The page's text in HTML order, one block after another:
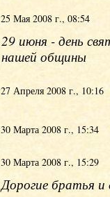
25 Мая 2008 г., 08:54
29 июня - день
нашей общины
27 Апреля 2008 г., 10:16
30 Марта 2008 г., 15:34
30 Марта 2008 г., 15:29
Дорогие братья